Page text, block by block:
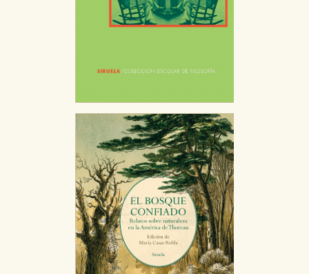
navegador, pero en ese caso es posible que algunas
áreas de nuestra web dejen de funcionar
de navegación y optimizar el funcionamiento de
vez que nos visita. La información es agregada y, por lo
Cookies de publicidad y redes sociales
Estas cookies son gestionadas por nuestros socios
publicitarios y se utilizan para mostrar publicidad
relevante para sus intereses en otros sitios. No
almacenan directamente información personal sino
que se basan en la identificación única de su
navegador y dispositivo de internet.
GUARDAR CONFIGURACIÓN